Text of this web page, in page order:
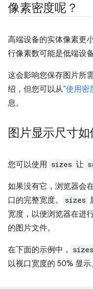
像素密度呢？
高端设备的实体像素更
行像素数可能是低端设
这会影响您保存图片所
绍，但您可以从“使用密
息。
图片显示尺寸如
您可以使用 sizes 让
如果没有它，浏览器会
口的完整宽度。
sizes
宽度，以便浏览器在进
的图片文件。
在下面的示例中，
以视口宽度的 50% 显示